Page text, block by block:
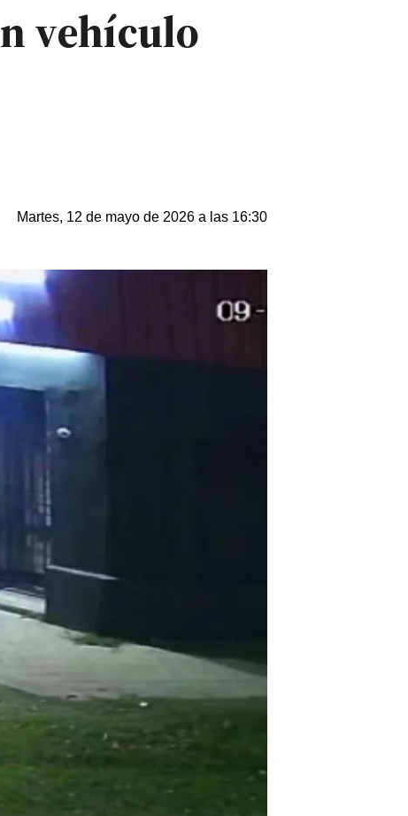
vehículo
Martes, 12 de mayo de 2026 a las 16:30